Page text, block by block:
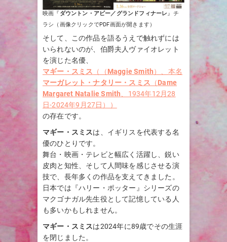
映画『 ダウントン・アビー／グランドフィナーレ』チ
ラシ（画像クリックでPDF画面が開きます）
そして、この作品を語るうえで触れずには
いられないのが、伯爵夫人ヴァイオレット
を演じた名優、
マギー・スミス （（Maggie Smith）、本名
マーガレット・ナタリー・スミス （Dame
Margaret Natalie Smith 、1934年12月28
日-2024年9月27日））
の存在です。
マギー・スミスは、イギリスを代表する名
優のひとりです。
舞台・映画・テレビと幅広く活躍し、鋭い
皮肉と知性、そして人間味を感じさせる演
技で、長年多くの作品を支えてきました。
日本では『ハリー・ポッター』シリーズの
マクゴナガル先生役として記憶している人
も多いかもしれません。
マギー・スミスは2024年に89歳でその生涯
を閉じました。